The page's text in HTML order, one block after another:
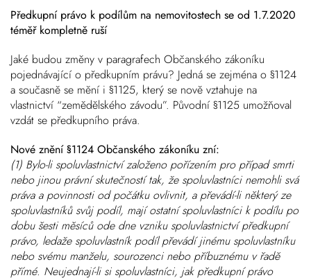
Předkupní právo k podílům na nemovitostech se od 1.7.2020
téměř kompletně ruší
Jaké budou změny v paragrafech Občanského zákoníku
pojednávající o předkupním právu? Jedná se zejména o §1124
a současně se mění i §1125, který se nově vztahuje na
vlastnictví “zemědělského závodu”. Původní §1125 umožňoval
vzdát se předkupního práva.
Nové znění §1124 Občanského zákoníku zní:
(1) Bylo-li spoluvlastnictví založeno pořízením pro případ smrti
nebo jinou právní skutečností tak, že spoluvlastníci nemohli svá
práva a povinnosti od počátku ovlivnit, a převádí-li některý ze
spoluvlastníků svůj podíl, mají ostatní spoluvlastníci k podílu po
dobu šesti měsíců ode dne vzniku spoluvlastnictví předkupní
právo, ledaže spoluvlastník podíl převádí jinému spoluvlastníku
nebo svému manželu, sourozenci nebo příbuznému v řadě
přímé. Neujednají-li si spoluvlastníci, jak předkupní právo